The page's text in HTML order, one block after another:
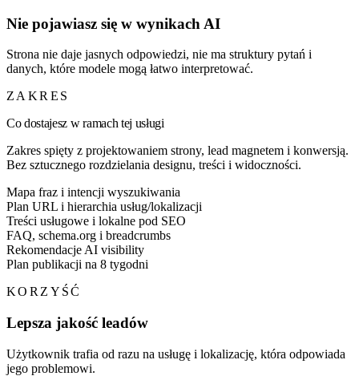
Nie pojawiasz się w wynikach AI
Strona nie daje jasnych odpowiedzi, nie ma struktury pytań i
danych, które modele mogą łatwo interpretować.
ZAKRES
Co dostajesz w ramach tej usługi
Zakres spięty z projektowaniem strony, lead magnetem i konwersją.
Bez sztucznego rozdzielania designu, treści i widoczności.
Mapa fraz i intencji wyszukiwania
Plan URL i hierarchia usług/lokalizacji
Treści usługowe i lokalne pod SEO
FAQ, schema.org i breadcrumbs
Rekomendacje AI visibility
Plan publikacji na 8 tygodni
KORZYŚĆ
Lepsza jakość leadów
Użytkownik trafia od razu na usługę i lokalizację, która odpowiada
jego problemowi.